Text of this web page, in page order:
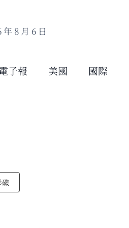
年 8 月 6 日
子報 美國 國際
磯